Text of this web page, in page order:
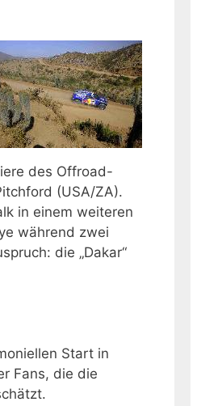
des Offroad-
(USA/ZA).
in einem weiteren
während zwei
die „Dakar“
Start in
Fans, die die